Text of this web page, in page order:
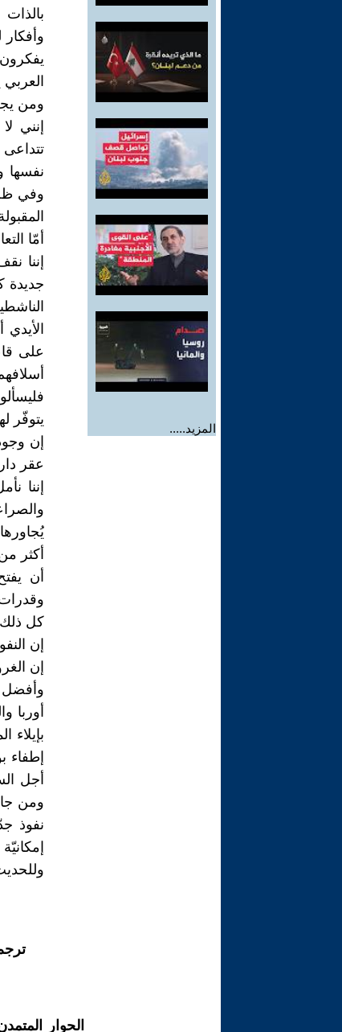
المزيد.....
ومن
إنني
نفسها
وفي ظل
أمّا
إننا
جديدة
على
يتوفّر
إن
عقر
إننا
أكثر
أن
كل ذلك
إن
إن
وأفضل
أوربا
إطفاء
أجل
ومن
نفوذ
الحوار